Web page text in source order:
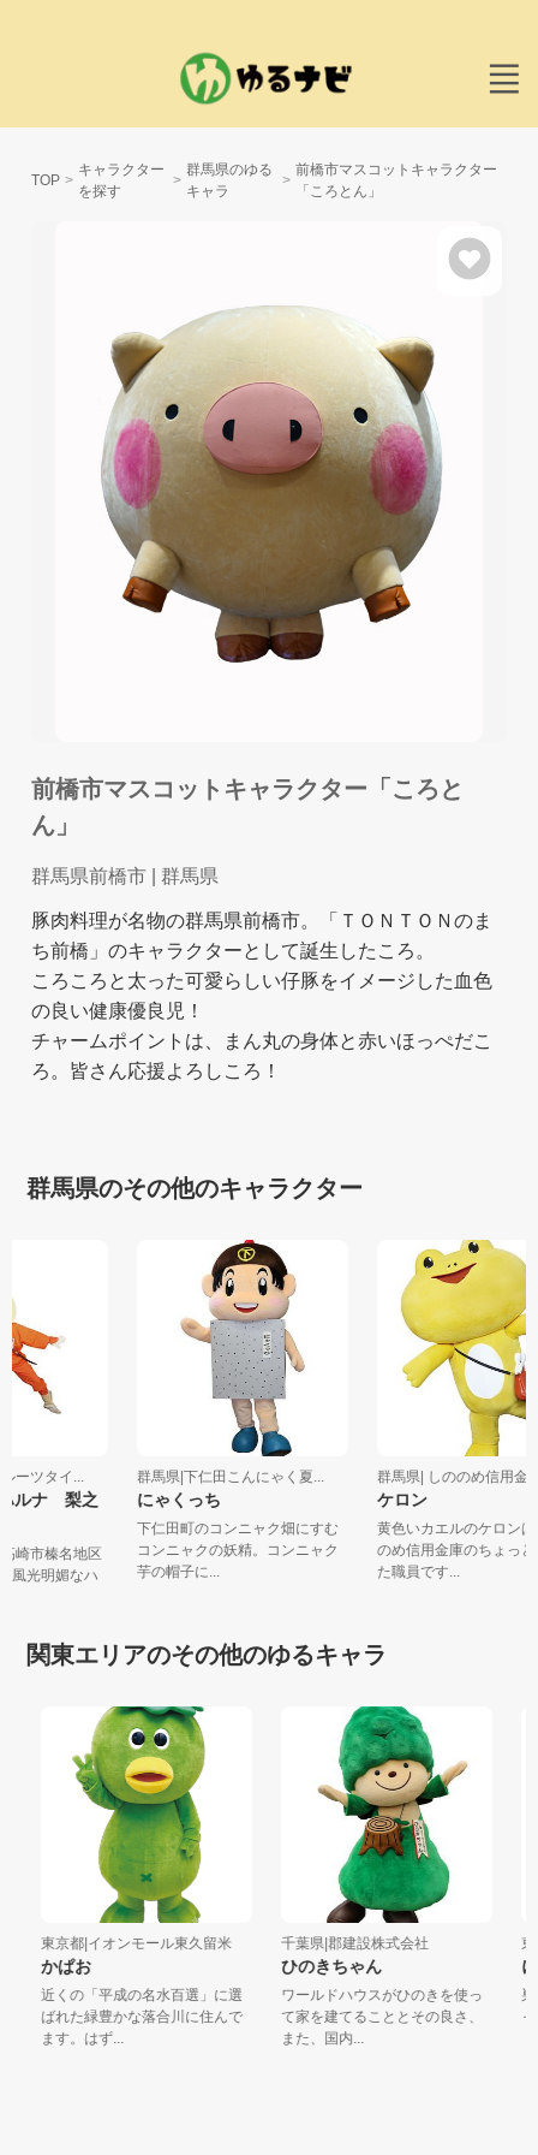
TOP
キャラクター
を探す
群馬県のゆる
キャラ
前橋市マスコットキャラクター
「ころとん」
前橋市マスコットキャラクター「ころと
ん」
群馬県前橋市 | 群馬県
豚肉料理が名物の群馬県前橋市。「ＴＯＮＴＯＮのま
ち前橋」のキャラクターとして誕生したころ。
ころころと太った可愛らしい仔豚をイメージした血色
の良い健康優良児！
チャームポイントは、まん丸の身体と赤いほっぺだこ
ろ。皆さん応援よろしころ！
群馬県のその他のキャラクター
ルーツタイ...
ハルナ 梨之
高崎市榛名地区
。風光明媚なハ
群馬県|下仁田こんにゃく夏...
にゃくっち
下仁田町のコンニャク畑にすむ
コンニャクの妖精。コンニャク
芋の帽子に...
群馬県| しののめ信用
ケロン
黄色いカエルのケロン
のめ信用金庫のちょっ
た職員です...
関東エリアのその他のゆるキャラ
東京都|イオンモール東久留米
かぱお
近くの「平成の名水百選」に選
ばれた緑豊かな落合川に住んで
ます。はず...
千葉県|郡建設株式会社
ひのきちゃん
ワールドハウスがひのきを使っ
て家を建てることとその良さ、
また、国内...
東
に
巣
ャ